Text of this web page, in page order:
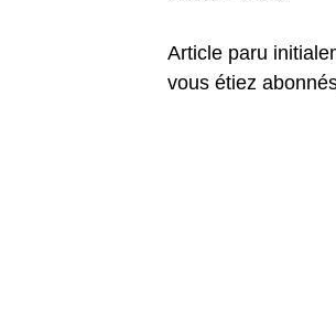
Article paru
vous étiez